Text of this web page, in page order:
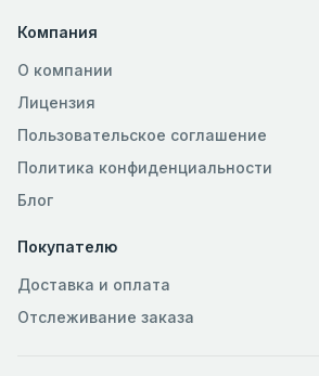
Компания
О компании
Лицензия
Пользовательское соглашение
Политика конфиденциальности
Блог
Покупателю
Доставка и оплата
Отслеживание заказа